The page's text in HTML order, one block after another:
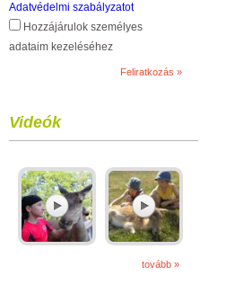
Adatvédelmi szabályzatot
Hozzájárulok személyes
adataim kezeléséhez
Videók
tovább »